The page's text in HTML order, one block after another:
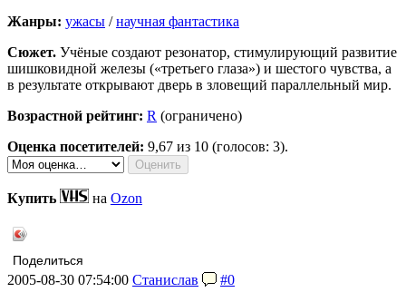
Жанры: ужасы /научная фантастика
Сюжет. Учёные создают резонатор, стимулирующий развитие
шишковидной железы («третьего глаза») и шестого чувства, а
в результате открывают дверь в зловещий параллельный мир.
Возрастной рейтинг: R (ограничено)
Оценка посетителей: 9,67 из 10 (голосов: 3).
Купить на Ozon
Поделиться
2005-08-30 07:54:00 Станислав
#0